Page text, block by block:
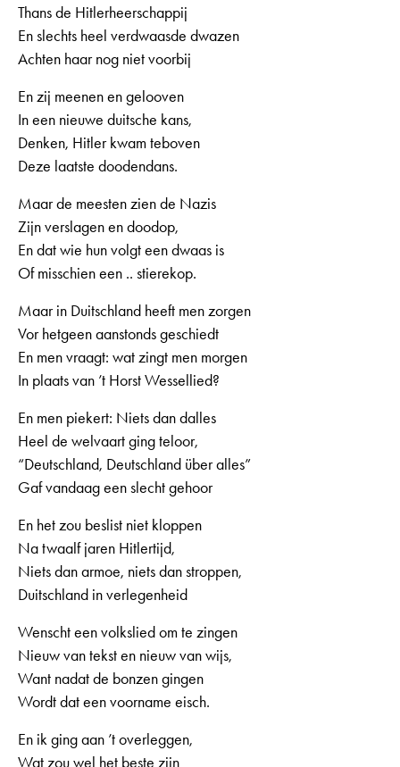
Thans de Hitlerheerschappij
En slechts heel verdwaasde dwazen
Achten haar nog niet voorbij
En zij meenen en gelooven
In een nieuwe duitsche kans,
Denken, Hitler kwam teboven
Deze laatste doodendans.
Maar de meesten zien de Nazis
Zijn verslagen en doodop,
En dat wie hun volgt een dwaas is
Of misschien een .. stierekop.
Maar in Duitschland heeft men zorgen
Vor hetgeen aanstonds geschiedt
En men vraagt: wat zingt men morgen
In plaats van ’t Horst Wessellied?
En men piekert: Niets dan dalles
Heel de welvaart ging teloor,
“Deutschland, Deutschland über alles”
Gaf vandaag een slecht gehoor
En het zou beslist niet kloppen
Na twaalf jaren Hitlertijd,
Niets dan armoe, niets dan stroppen,
Duitschland in verlegenheid
Wenscht een volkslied om te zingen
Nieuw van tekst en nieuw van wijs,
Want nadat de bonzen gingen
Wordt dat een voorname eisch.
En ik ging aan ’t overleggen,
Wat zou wel het beste zijn